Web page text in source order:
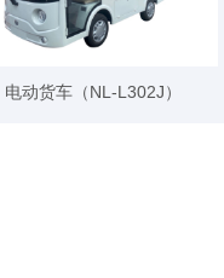
电动货车（NL-L302J）